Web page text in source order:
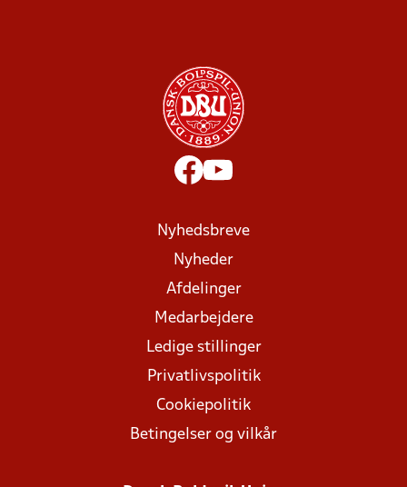
Nyhedsbreve
Nyheder
Afdelinger
Medarbejdere
Ledige stillinger
Privatlivspolitik
Cookiepolitik
Betingelser og vilkår